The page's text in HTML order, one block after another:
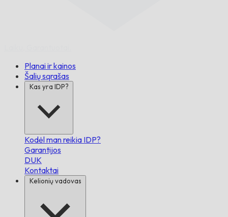
Planai ir kainos
Šalių sąrašas
Kas yra IDP?
Kodėl man reikia IDP?
Garantijos
DUK
Kontaktai
Kelionių vadovas